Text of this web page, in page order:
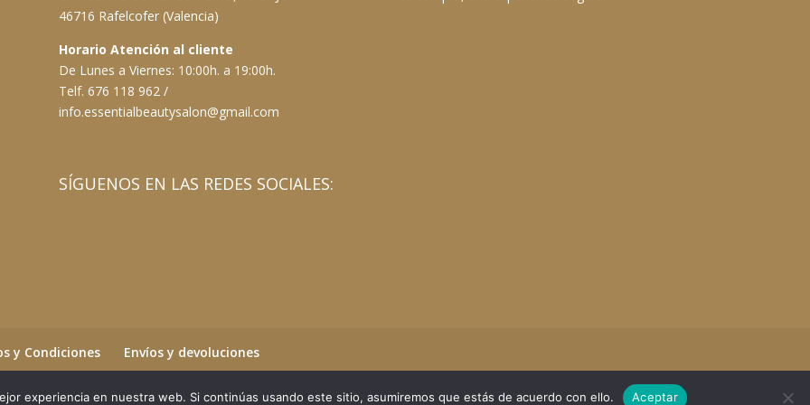
46716 Rafelcofer (Valencia)
Horario Atención al cliente
De Lunes a Viernes: 10:00h. a 19:00h.
Telf. 676 118 962 /
info.essentialbeautysalon@gmail.com
SÍGUENOS EN LAS REDES SOCIALES:
y Condiciones Envíos y devoluciones
experiencia en nuestra web. Si continúas usando este sitio, asumiremos que estás de acuerdo con ello. Aceptar